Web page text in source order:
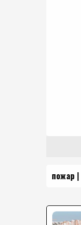
пожар